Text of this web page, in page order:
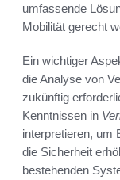
umfassende
Mobilität gerecht
Ein wichtiger
die Analyse von
zukünftig
Kenntnissen in
interpretieren, um
die Sicherheit
bestehenden